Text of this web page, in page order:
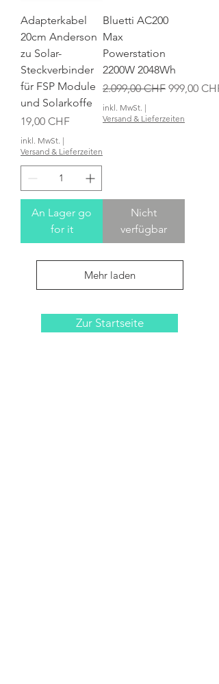
Adapterkabel
20cm Anderson
zu Solar-
Steckverbinder
für FSP Module
und Solarkoffe
Preis
19,00 CHF
inkl. MwSt. |
Versand & Lieferzeiten
An Lager go
for it
Bluetti AC200
Max
Powerstation
2200W 2048Wh
Standardpreis
2.099,00 CHF Sale-Preis
999,00 CHF
inkl. MwSt. |
Versand & Lieferzeiten
Nicht
verfügbar
Mehr laden
Zur Startseite